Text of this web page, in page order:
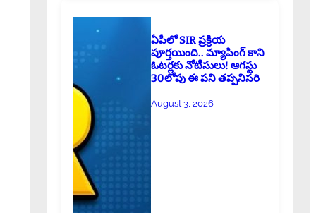
ఏపీలో SIR ప్రక్రియ
పూర్తయింది.. మ్యాపింగ్ కాని
ఓటర్లకు నోటీసులు! ఆగస్టు
30లోపు ఈ పని తప్పనిసరి
August 3, 2026